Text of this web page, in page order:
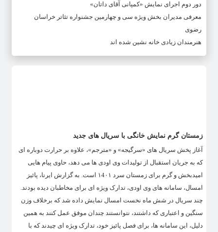
دور دوم اجرای نمایش «کمپانی آقای داتان»
معرفی مدیران بخش ویژه سی و چهارمین جشنواره تئاتر خراسان
رضوی
هنرمندان زیادی خانه نشین شده اند
زمستان گرم نمایش خانگی با سریال های جدید
آغاز پخش سریال های «سرگیجه» و «مترجم»، علاوه بر حرارت دوباره ای
که به جریان استقبال از تولیدات وی اودی ها می دهد، حاوی پیام هایی
امیدبخش و گرم برای زمستان سرد ۱4۰۱ است. به گزارش ایرنا، پائیز
امسال، سامانه های وی اودی، تدارک ویژه ای برای مخاطبان دیده بودند.
چند سریال در شش ماه نخست امسال نمایش داده شد که برخلاف وزن
سنگین و اعتباری که داشتند، نتوانستند چندان موفق عمل کنند به همین
دلیل، این سامانه ها، برای فصل پائیز خود، تدارک ویژه ای چیدند که با